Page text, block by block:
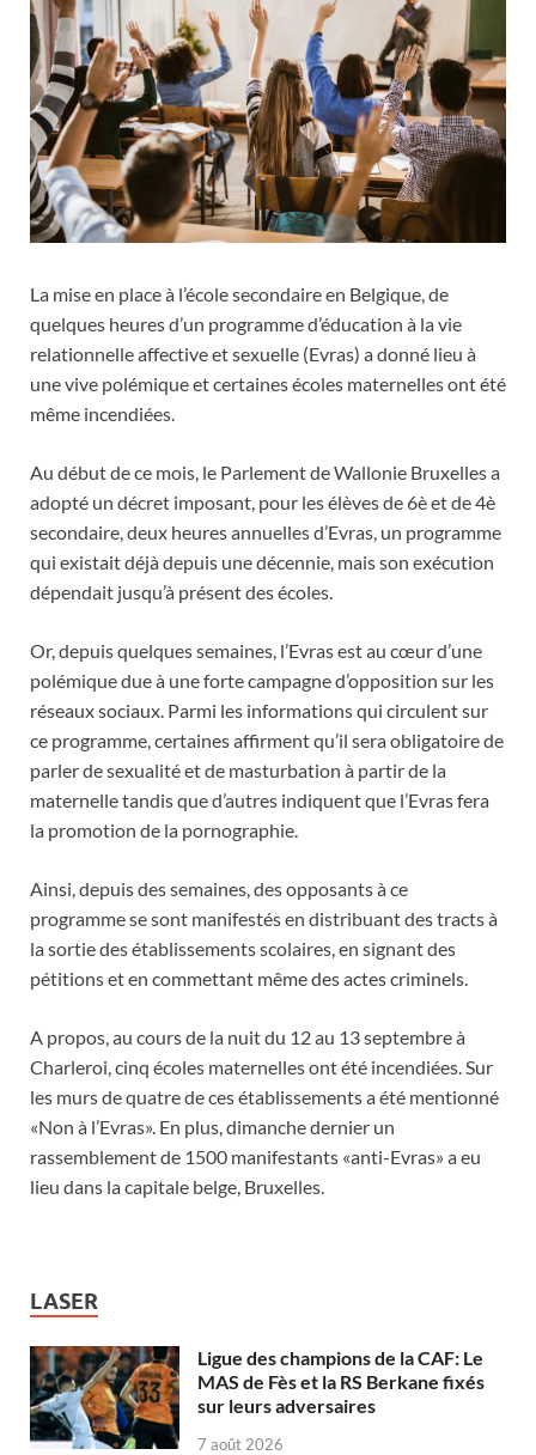
La mise en place à l’école secondaire en Belgique, de
quelques heures d’un programme d’éducation à la vie
relationnelle affective et sexuelle (Evras) a donné lieu à
une vive polémique et certaines écoles maternelles ont été
même incendiées.
Au début de ce mois, le Parlement de Wallonie Bruxelles a
adopté un décret imposant, pour les élèves de 6è et de 4è
secondaire, deux heures annuelles d’Evras, un programme
qui existait déjà depuis une décennie, mais son exécution
dépendait jusqu’à présent des écoles.
Or, depuis quelques semaines, l’Evras est au cœur d’une
polémique due à une forte campagne d’opposition sur les
réseaux sociaux. Parmi les informations qui circulent sur
ce programme, certaines affirment qu’il sera obligatoire de
parler de sexualité et de masturbation à partir de la
maternelle tandis que d’autres indiquent que l’Evras fera
la promotion de la pornographie.
Ainsi, depuis des semaines, des opposants à ce
programme se sont manifestés en distribuant des tracts à
la sortie des établissements scolaires, en signant des
pétitions et en commettant même des actes criminels.
A propos, au cours de la nuit du 12 au 13 septembre à
Charleroi, cinq écoles maternelles ont été incendiées. Sur
les murs de quatre de ces établissements a été mentionné
«Non à l’Evras». En plus, dimanche dernier un
rassemblement de 1500 manifestants «anti-Evras» a eu
lieu dans la capitale belge, Bruxelles.
LASER
Ligue des champions de la CAF: Le
MAS de Fès et la RS Berkane fixés
sur leurs adversaires
7 août 2026